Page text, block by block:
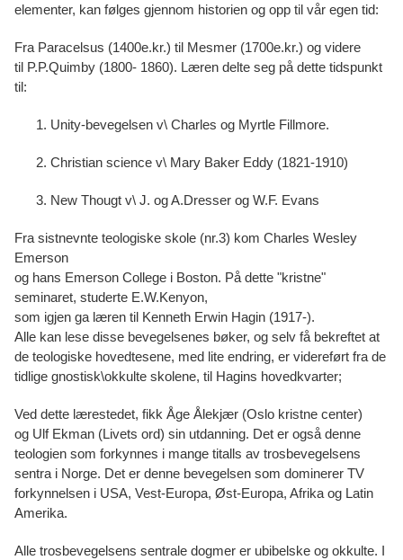
elementer, kan følges gjennom historien og opp til vår egen tid:
Fra Paracelsus (1400e.kr.) til Mesmer (1700e.kr.) og videre
til P.P.Quimby (1800- 1860). Læren delte seg på dette tidspunkt
til:
Unity-bevegelsen v\ Charles og Myrtle Fillmore.
Christian science v\ Mary Baker Eddy (1821-1910)
New Thougt v\ J. og A.Dresser og W.F. Evans
Fra sistnevnte teologiske skole (nr.3) kom Charles Wesley
Emerson
og hans Emerson College i Boston. På dette "kristne"
seminaret, studerte E.W.Kenyon,
som igjen ga læren til Kenneth Erwin Hagin (1917-).
Alle kan lese disse bevegelsenes bøker, og selv få bekreftet at
de teologiske hovedtesene, med lite endring, er videreført fra de
tidlige gnostisk\okkulte skolene, til Hagins hovedkvarter;
Ved dette lærestedet, fikk Åge Ålekjær (Oslo kristne center)
og Ulf Ekman (Livets ord) sin utdanning. Det er også denne
teologien som forkynnes i mange titalls av trosbevegelsens
sentra i Norge. Det er denne bevegelsen som dominerer TV
forkynnelsen i USA, Vest-Europa, Øst-Europa, Afrika og Latin
Amerika.
Alle trosbevegelsens sentrale dogmer er ubibelske og okkulte. I